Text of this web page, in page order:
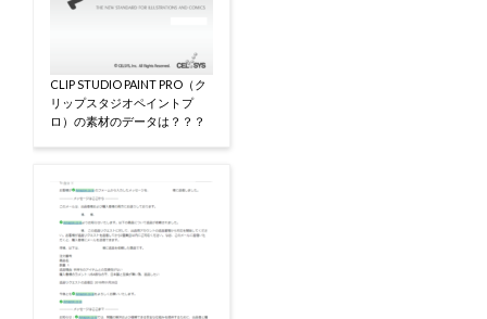
CLIP STUDIO PAINT PRO（ク
リップスタジオペイントプ
ロ）の素材のデータは？？？